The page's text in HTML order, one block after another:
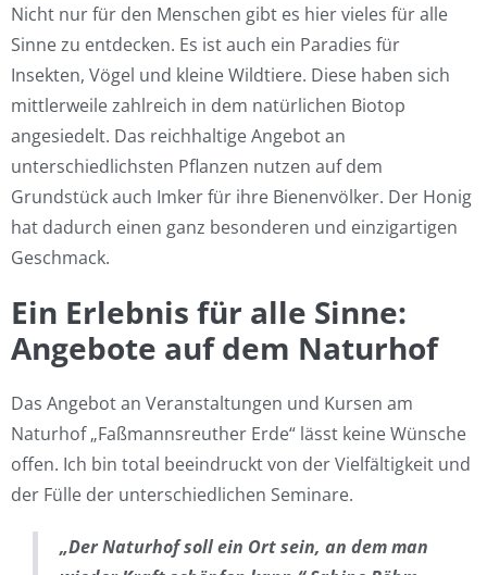
Nicht nur für den Menschen gibt es hier vieles für alle
Sinne zu entdecken. Es ist auch ein Paradies für
Insekten, Vögel und kleine Wildtiere. Diese haben sich
mittlerweile zahlreich in dem natürlichen Biotop
angesiedelt. Das reichhaltige Angebot an
unterschiedlichsten Pflanzen nutzen auf dem
Grundstück auch Imker für ihre Bienenvölker. Der Honig
hat dadurch einen ganz besonderen und einzigartigen
Geschmack.
Ein Erlebnis für alle Sinne:
Angebote auf dem Naturhof
Das Angebot an Veranstaltungen und Kursen am
Naturhof „Faßmannsreuther Erde“ lässt keine Wünsche
offen. Ich bin total beeindruckt von der Vielfältigkeit und
der Fülle der unterschiedlichen Seminare.
„Der Naturhof soll ein Ort sein, an dem man